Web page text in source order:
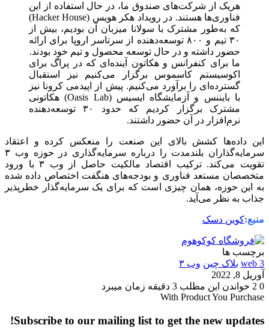
هریک از شرکت‌های صندوق ما، در حال استفاده از این
فناوری‌ها هستند. در رویداد هکر هویس (Hacker House)
که به‌طور مشترک با سولانا میزبان آن بودیم، بیش از
۳۰ تیم و ۸۰۰ توسعه‌دهنده از سرتاسر اروپا برای ارائه
حضور داشته و در حال توسعه محصول و تیم خود بودند.
ما برای کنفرانس و هکاتون آینده‌ای که در پراگ برای
اکوسیستم کاسموس برگزار می‌کنیم نیز استقبال
گسترده‌ای را برآورد می‌کنیم. پیش از اپیدمی کرونا نیز
با بایننس و آزمایشگاه ایسیس (Oasis Lab) هکاتونی
مشترک برگزار کردیم که حدود ۳۰ توسعه‌دهنده
نرم‌افزار در آن حضور داشتند.
این داده‌ها کشش بالای این صنعت را منعکس کرده و اعتقاد
سرمایه‌گذاران بلندمدت را درباره سرمایه‌گذاری در حوزه وب ۳
تقویت می‌کند. ترکیب اقتصاد مالکیت حاصل از وب ۳ با ورود
متخصصان مستعد فناوری و بودجه‌های هنگفت اختصاص داده شده
به این حوزه، همان چیزی است که برای یک سرمایه‌گذار خطرپذیر
جذاب به نظر می‌آید.
منبع:کوین دسک
برچسب ها
web 3 بلاک چین وب ۳
آوریل 8, 2022
0
خواندن این مطلب 3 دقیقه زمان میبرد
With Product You Purchase
Subscribe to our mailing list to get the new updates!